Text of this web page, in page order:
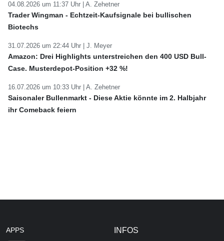
04.08.2026 um 11:37 Uhr | A. Zehetner
Trader Wingman - Echtzeit-Kaufsignale bei bullischen
Biotechs
31.07.2026 um 22:44 Uhr | J. Meyer
Amazon: Drei Highlights unterstreichen den 400 USD Bull-
Case. Musterdepot-Position +32 %!
16.07.2026 um 10:33 Uhr | A. Zehetner
Saisonaler Bullenmarkt - Diese Aktie könnte im 2. Halbjahr
ihr Comeback feiern
APPS INFOS